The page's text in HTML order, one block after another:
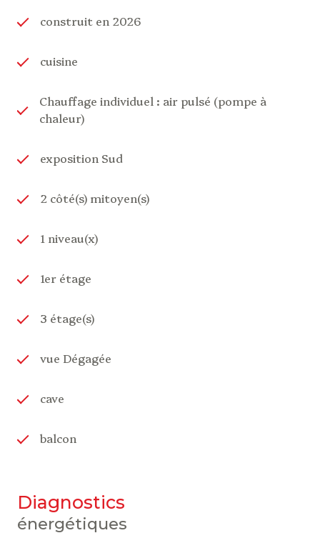
demande.
Gazost.
www.georisques.gouv.fr ».
construit en 2026
cuisine
Chauffage individuel : air pulsé (pompe à
chaleur)
exposition Sud
2 côté(s) mitoyen(s)
1 niveau(x)
1er étage
3 étage(s)
vue Dégagée
cave
balcon
diagnostics
énergétiques